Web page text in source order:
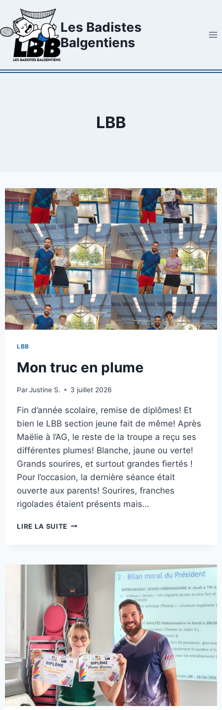
contenu
Les Badistes
Balgentiens
LBB
LBB
Mon truc en plume
Par Justine S. 3 juillet 2026
Fin d’année scolaire, remise de diplômes! Et
bien le LBB section jeune fait de même! Après
Maëlie à l’AG, le reste de la troupe a reçu ses
différentes plumes! Blanche, jaune ou verte!
Grands sourires, et surtout grandes fiertés !
Pour l’occasion, la dernière séance était
ouverte aux parents! Sourires, franches
rigolades étaient présents mais…
LIRE LA SUITE MON